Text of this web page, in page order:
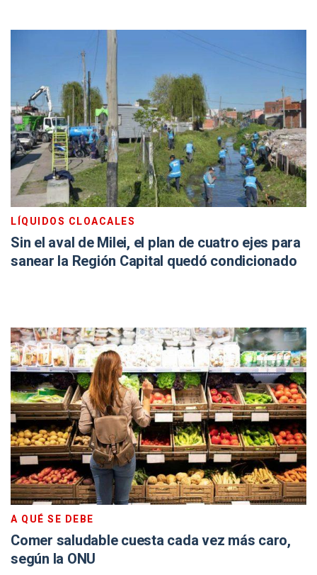
LÍQUIDOS CLOACALES
Sin el aval de Milei, el plan de cuatro ejes para
sanear la Región Capital quedó condicionado
A QUÉ SE DEBE
Comer saludable cuesta cada vez más caro,
según la ONU